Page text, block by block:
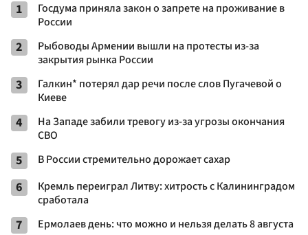
1
Госдума приняла закон о запрете на проживание в
России
2
Рыбоводы Армении вышли на протесты из-за
закрытия рынка России
3
Галкин* потерял дар речи после слов Пугачевой о
Киеве
4
На Западе забили тревогу из-за угрозы окончания
СВО
5 В России стремительно дорожает сахар
6
Кремль переиграл Литву: хитрость с Калининградом
сработала
7 Ермолаев день: что можно и нельзя делать 8 августа